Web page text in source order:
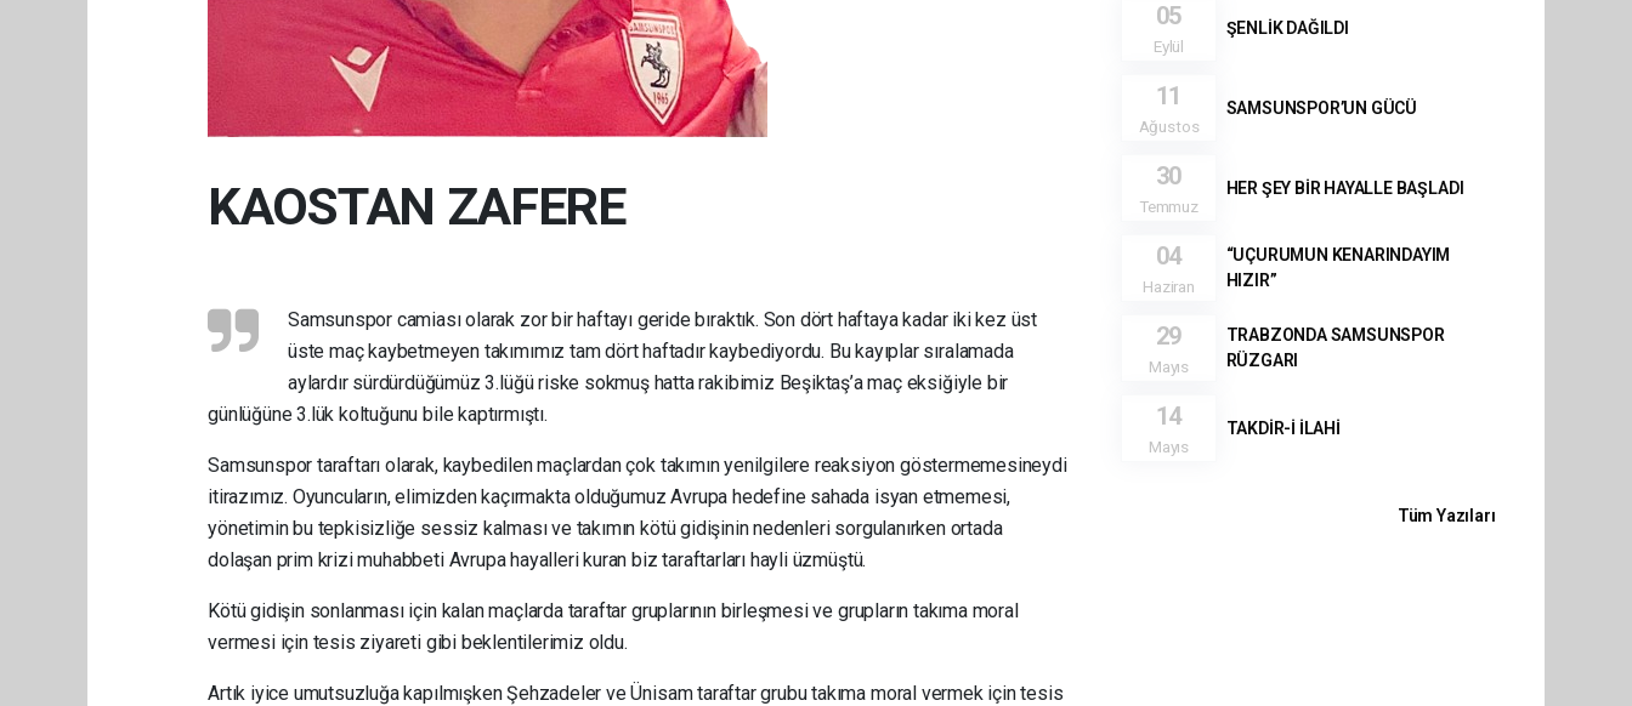
KAOSTAN ZAFERE
Samsunspor camiası olarak zor bir haftayı geride bıraktık. Son dört haftaya kadar iki kez üst
üste maç kaybetmeyen takımımız tam dört haftadır kaybediyordu. Bu kayıplar sıralamada
aylardır sürdürdüğümüz 3.lüğü riske sokmuş hatta rakibimiz Beşiktaş’a maç eksiğiyle bir
günlüğüne 3.lük koltuğunu bile kaptırmıştı.
Samsunspor taraftarı olarak, kaybedilen maçlardan çok takımın yenilgilere reaksiyon göstermemesineydi
itirazımız. Oyuncuların, elimizden kaçırmakta olduğumuz Avrupa hedefine sahada isyan etmemesi,
yönetimin bu tepkisizliğe sessiz kalması ve takımın kötü gidişinin nedenleri sorgulanırken ortada
dolaşan prim krizi muhabbeti Avrupa hayalleri kuran biz taraftarları hayli üzmüştü.
Kötü gidişin sonlanması için kalan maçlarda taraftar gruplarının birleşmesi ve grupların takıma moral
vermesi için tesis ziyareti gibi beklentilerimiz oldu.
Artık iyice umutsuzluğa kapılmışken Şehzadeler ve Ünisam taraftar grubu takıma moral vermek için tesis
05
Eylül
ŞENLİK DAĞILDI
11
Ağustos
SAMSUNSPOR’UN GÜCÜ
30
Temmuz
HER ŞEY BİR HAYALLE BAŞLADI
04
Haziran
“UÇURUMUN KENARINDAYIM
HIZIR”
29
Mayıs
TRABZONDA SAMSUNSPOR
RÜZGARI
14
Mayıs
TAKDİR-İ İLAHİ
Tüm Yazıları